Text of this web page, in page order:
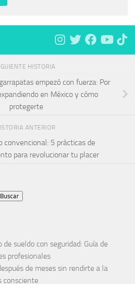
HISTORIA
empezó con fuerza: Por
en México y cómo
protegerte
ANTERIOR
convencional: 5 prácticas de
para revolucionar tu placer
Buscar
sueldo con seguridad: Guía de
profesionales
de meses sin rendirte a la
consciente